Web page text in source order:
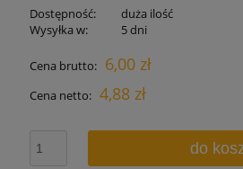
Dostępność:
duża ilość
Wysyłka w:
5 dni
Cena brutto: 6,00 zł
Cena netto: 4,88 zł
do